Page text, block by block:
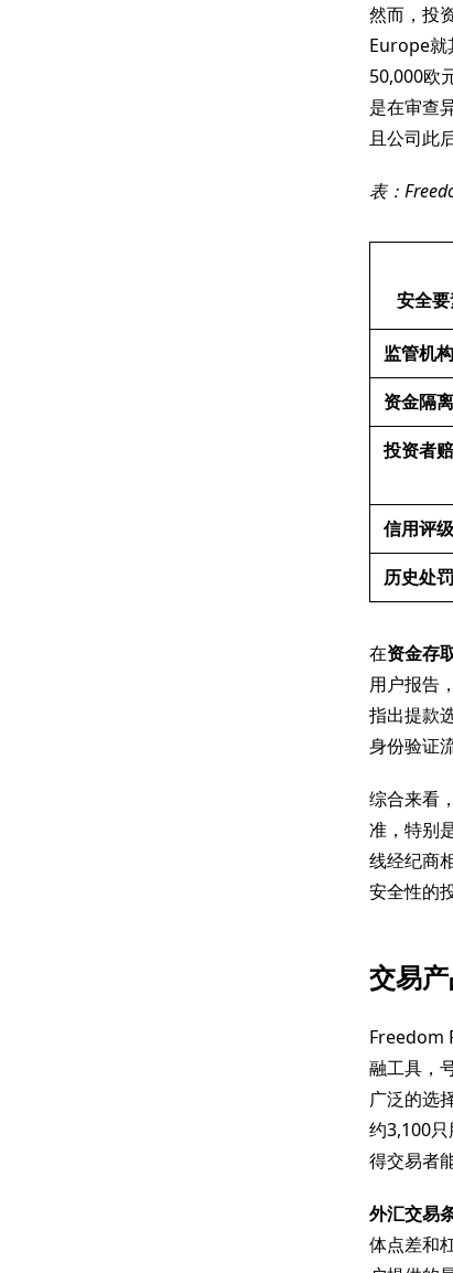
然而，投
Europe就
50,000欧
是在审查
且公司此
表：
安全
监管机构
资金隔离
投资者
信用评级
历史处罚
在资金存
用户报告
指出提款
身份验证
综合来看
准，特别
线经纪商
安全性的
交易
Freedom
融工具，
广泛的选
约3,100
得交易者
外汇交易
体点差和